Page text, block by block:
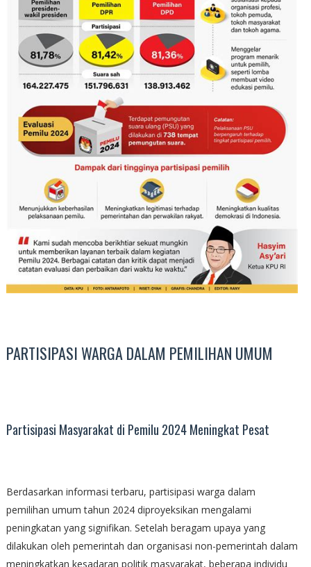
PARTISIPASI WARGA DALAM PEMILIHAN UMUM
Partisipasi Masyarakat di Pemilu 2024 Meningkat Pesat
Berdasarkan informasi terbaru, partisipasi warga dalam
pemilihan umum tahun 2024 diproyeksikan mengalami
peningkatan yang signifikan. Setelah beragam upaya yang
dilakukan oleh pemerintah dan organisasi non-pemerintah dalam
meningkatkan kesadaran politik masyarakat, beberapa individu